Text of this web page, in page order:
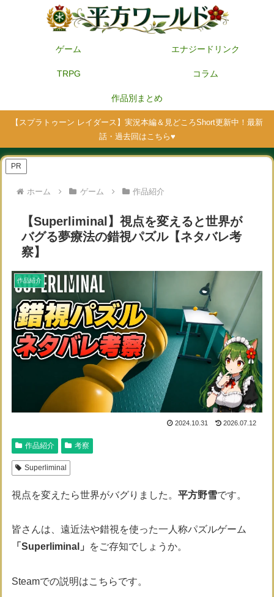
ゲーム エナジードリンク
TRPG コラム
作品別まとめ
【スプラトゥーン レイダース】実況本編＆見どころShort更新中！最新
話・過去回はこちら♥
PR
ホーム ゲーム 作品紹介
【Superliminal】視点を変えると世界が
バグる夢療法の錯視パズル【ネタバレ考
察】
作品紹介
2024.10.31 2026.07.12
作品紹介 考察
Superliminal
視点を変えたら世界がバグりました。 平方野雪です。
皆さんは、遠近法や錯視を使った一人称パズルゲーム
「Superliminal」
をご存知でしょうか。
Steamでの説明はこちらです。